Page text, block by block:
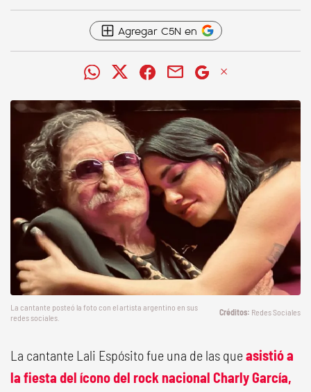
Agregar C5N en
La cantante posteó la foto con el artista argentino en sus
redes sociales.
Redes Sociales
La cantante Lali Espósito fue una de las queasistió a
la fiesta del ícono del rock nacional Charly García,